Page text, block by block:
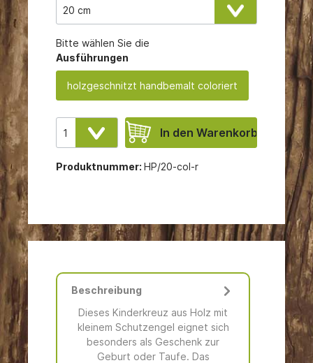
Bitte wählen Sie die
Ausführungen
holzgeschnitzt handbemalt coloriert
In den Warenkorb
Produktnummer: HP/20-col-r
Beschreibung
Dieses Kinderkreuz aus Holz mit
kleinem Schutzengel eignet sich
besonders als Geschenk zur
Geburt oder Taufe. Das